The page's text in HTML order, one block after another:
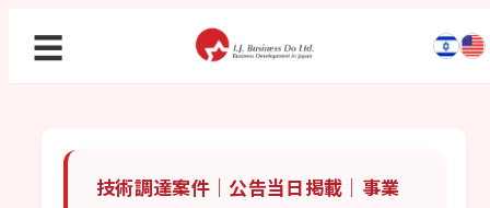
☰
技術調達案件｜公告当日掲載｜事業